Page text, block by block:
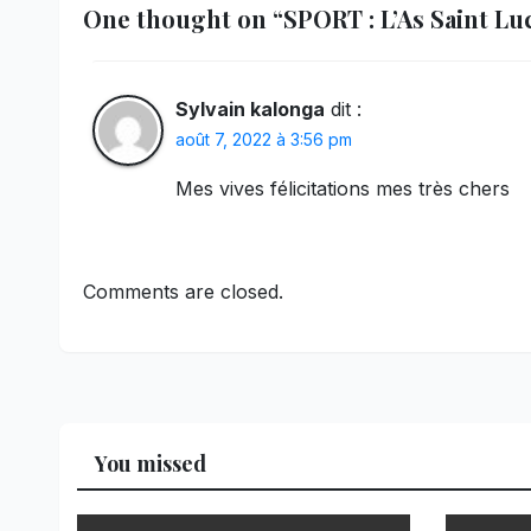
One thought on “SPORT : L’As Saint
Sylvain kalonga dit :
août 7, 2022 à 3:56 pm
Mes vives félicitations mes très chers
Comments are closed.
You missed